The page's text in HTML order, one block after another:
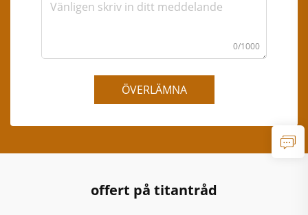
0/1000
ÖVERLÄMNA
offert på titantråd